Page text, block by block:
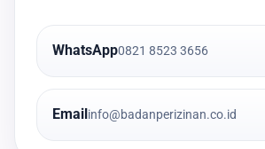
WhatsApp0821 8523 3656
Email info@badanperizinan.co.id